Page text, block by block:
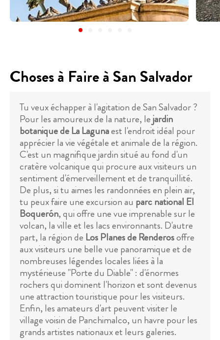
Choses à Faire à San Salvador
Tu veux échapper à l'agitation de San Salvador ?
Pour les amoureux de la nature, lejardin
botanique de La Lagunaest l'endroit idéal pour
apprécier la vie végétale et animale de la région.
C'est un magnifique jardin situé au fond d'un
cratère volcanique qui procure aux visiteurs un
sentiment d'émerveillement et de tranquillité.
De plus, si tu aimes les randonnées en plein air,
tu peux faire une excursion au parc national El
Boquerón, qui offre une vue imprenable sur le
volcan, la ville et les lacs environnants. D'autre
part, la région de Los Planes de Renderosoffre
aux visiteurs une belle vue panoramique et de
nombreuses légendes locales liées à la
mystérieuse "Porte du Diable" : d'énormes
rochers qui dominent l'horizon et sont devenus
une attraction touristique pour les visiteurs.
Enfin, les amateurs d'art peuvent visiter le
village voisin de Panchimalco, un havre pour les
grands artistes nationaux et leurs galeries.